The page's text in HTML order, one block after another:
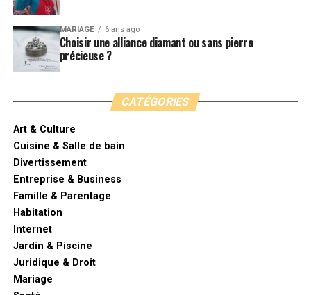
MARIAGE 6 ans ago
Choisir une alliance diamant ou sans pierre
précieuse ?
CATÉGORIES
Art & Culture
Cuisine & Salle de bain
Divertissement
Entreprise & Business
Famille & Parentage
Habitation
Internet
Jardin & Piscine
Juridique & Droit
Mariage